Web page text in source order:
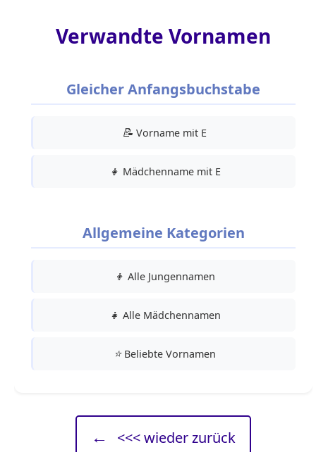
Verwandte Vornamen
Gleicher Anfangsbuchstabe
📝 Vorname mit E
👧 Mädchenname mit E
Allgemeine Kategorien
👦 Alle Jungennamen
👧 Alle Mädchennamen
⭐Beliebte Vornamen
← <<< wieder zurück